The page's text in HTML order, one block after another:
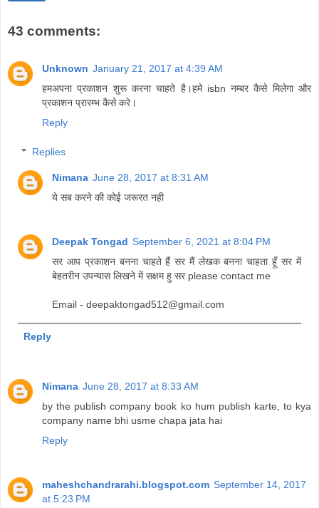
43 comments:
Unknown January 21, 2017 at 4:39 AM
हमअपना प्रकाशन शुरू करना चाहते है।हमे isbn नम्बर कैसे मिलेगा और
प्रकाशन प्रारम्भ कैसे करे।
Reply
Replies
Nimana June 28, 2017 at 8:31 AM
ये सब करने की कोई जरूरत नही
Deepak Tongad September 6, 2021 at 8:04 PM
सर आप प्रकाशन बनना चाहते हैं सर मैं लेखक बनना चाहता हूँ सर में
बेहतरीन उपन्यास लिखने में सक्षम हु सर please contact me
Email - deepaktongad512@gmail.com
Reply
Nimana June 28, 2017 at 8:33 AM
by the publish company book ko hum publish karte, to kya
company name bhi usme chapa jata hai
Reply
maheshchandrarahi.blogspot.com September 14, 2017
at 5:23 PM